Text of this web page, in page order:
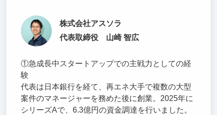
株式会社アスソラ
代表取締役 山崎 智広
①急成長中スタートアップでの主戦力としての経
験
代表は日本銀行を経て、再エネ大手で複数の大型
案件のマネージャーを務めた後に創業。2025年に
シリーズAで、6.3億円の資金調達を行いました。